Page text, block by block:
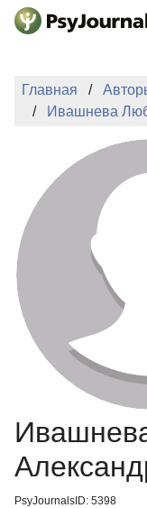
Перейти к основному
Регистрация
Главная
Ивашнева
PsyJournalsID: 5398